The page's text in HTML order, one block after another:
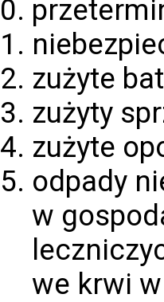
zużyte
zużyty
zużyte
odpady
w
we krwi